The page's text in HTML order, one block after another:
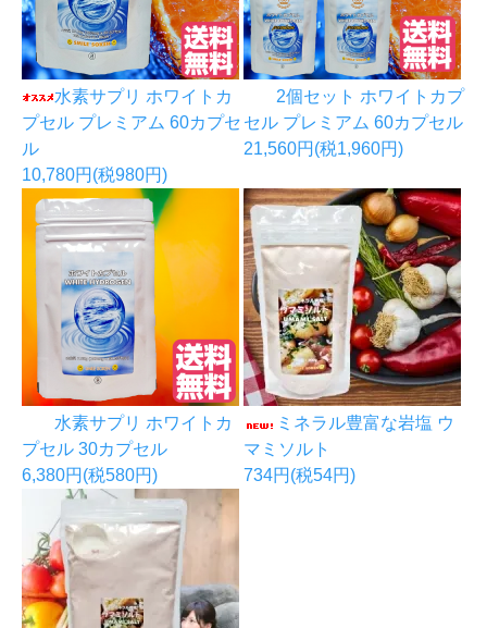
水素サプリ ホワイトカ
プセル プレミアム 60カプセ
ル
10,780円(税980円)
2個セット ホワイトカプ
セル プレミアム 60カプセル
21,560円(税1,960円)
水素サプリ ホワイトカ
プセル 30カプセル
6,380円(税580円)
ミネラル豊富な岩塩 ウ
マミソルト
734円(税54円)